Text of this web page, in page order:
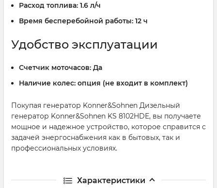
Расход топлива: 1.6 л/ч
Время бесперебойной работы: 12 ч
Удобство эксплуатации
Счетчик моточасов: Да
Наличие колес: опция (не входит в комплект)
Покупая генератор Konner&Sohnen Дизельный
генератор Konner&Sohnen KS 8102HDE, вы получаете
мощное и надежное устройство, которое справится с
задачей энергоснабжения как в бытовых, так и
профессиональных условиях.
Характеристики